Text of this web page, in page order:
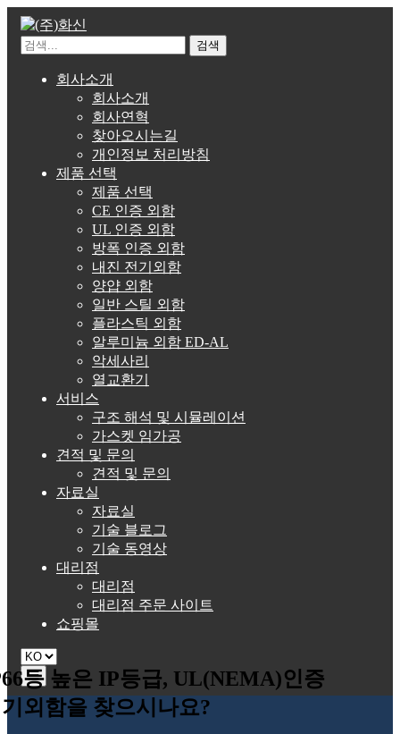
검색
회사소개
회사소개
회사연혁
찾아오시는길
개인정보 처리방침
제품 선택
제품 선택
CE 인증 외함
UL 인증 외함
방폭 인증 외함
내진 전기외함
양얍 외함
일반 스틸 외함
플라스틱 외함
알루미늄 외함 ED-AL
악세사리
열교환기
서비스
구조 해석 및 시뮬레이션
가스켓 임가공
견적 및 문의
견적 및 문의
자료실
자료실
기술 블로그
기술 동영상
대리점
대리점
대리점 주문 사이트
쇼핑몰
☰
등 높은 IP등급, UL(NEMA)인증
외함을 찾으시나요?